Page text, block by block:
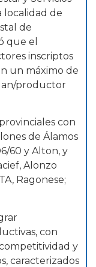
localidad de
de
que el
inscriptos
un máximo de
productor
con
de Álamos
60 y Alton, y
Alonzo
Ragonese;
con
y
caracterizados